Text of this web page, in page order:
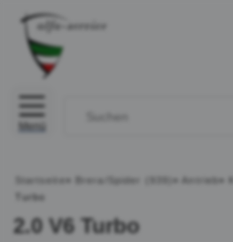
Menü
Startseite » Brera/Spider (939) » Antrieb »
Turbo
2.0 V6 Turbo